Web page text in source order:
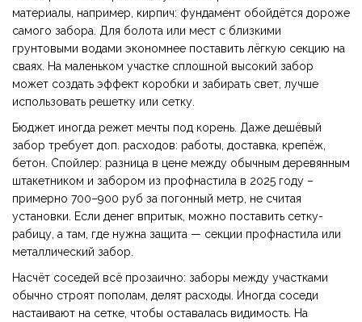
материалы, например, кирпич: фундамент обойдётся дороже
самого забора. Для болота или мест с близкими
грунтовыми водами экономнее поставить лёгкую секцию на
сваях. На маленьком участке сплошной высокий забор
может создать эффект коробки и забирать свет, лучше
использовать решетку или сетку.
Бюджет иногда режет мечты под корень. Даже дешёвый
забор требует доп. расходов: работы, доставка, крепёж,
бетон. Спойлер: разница в цене между обычным деревянным
штакетником и забором из профнастила в 2025 году –
примерно 700–900 руб за погонный метр, не считая
установки. Если денег впритык, можно поставить сетку-
рабицу, а там, где нужна защита — секции профнастила или
металлический забор.
Насчёт соседей всё прозаично: заборы между участками
обычно строят пополам, делят расходы. Иногда соседи
настаивают на сетке, чтобы оставалась видимость. На